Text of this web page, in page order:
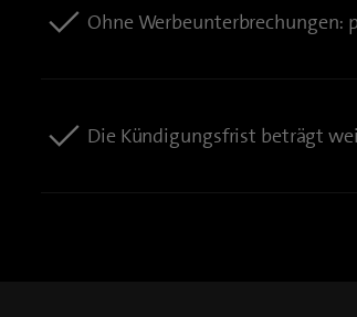
Ohne
Die Kündigungsfrist beträgt